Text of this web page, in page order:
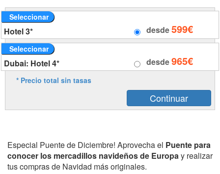
Seleccionar
Hotel 3* desde599€
Seleccionar
Dubai: Hotel 4* desde965€
* Precio total sin tasas
Especial Puente de Diciembre! Aprovecha el Puente para
conocer los mercadillos navideños de Europay realizar
tus compras de Navidad más originales.